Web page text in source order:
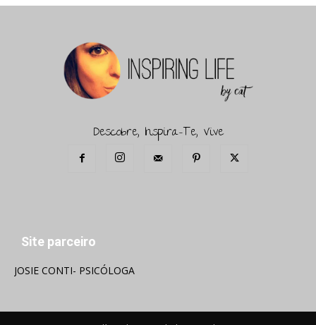
Descobre, Inspira-Te, Vive
Site parceiro
JOSIE CONTI- PSICÓLOGA